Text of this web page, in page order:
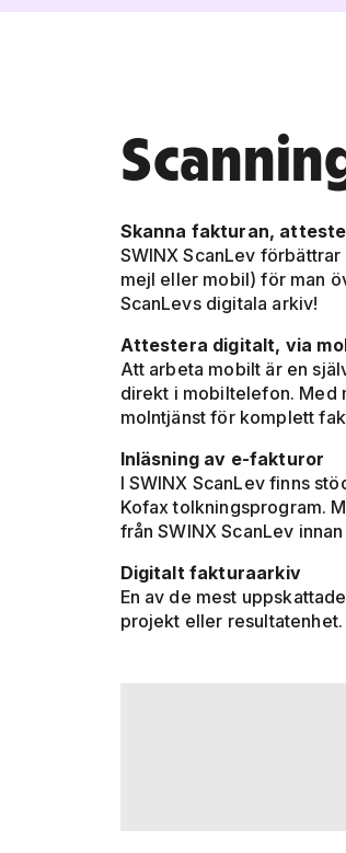
Skanna fakturan,
SWINX ScanLev
mejl eller mobil) för man
ScanLevs digitala arkiv!
Attestera digitalt, via
Att arbeta mobilt är en
direkt i mobiltelefon. Med
molntjänst för komplett
Inläsning av e-fakturor
I SWINX ScanLev finns
Kofax tolkningsprogram.
från SWINX ScanLev
Digitalt fakturaarkiv
En av de mest
projekt eller